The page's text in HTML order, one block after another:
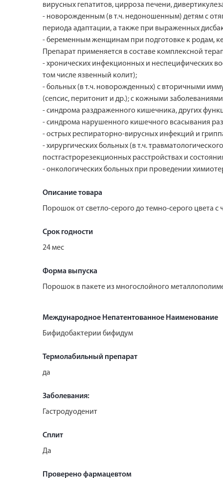
вирусных гепатитов, цирроза печени,
- новорожденным (в т.ч. недоношенным) детям с
периода адаптации, а также при выраженных
- беременным женщинам при подготовке к родам,
Препарат применяется в составе комплексной
- хронических инфекционных и неспецифических
том числе язвенный колит);
- больных (в т.ч. новорожденных) с вторичными
(сепсис, перитонит и др.); с кожными
- синдрома раздраженного кишечника, других
- синдрома нарушенного кишечного всасывания
- острых респираторно-вирусных инфекций и
- хирургических больных (в т.ч.
постгастрорезекционных расстройствах и
- онкологических больных при проведении
Описание товара
Порошок от светло-серого до темно-серого цвета
Срок годности
24 мес
Форма выпуска
Порошок в пакете из многослойного
Международное Непатентованное Наименование
Бифидобактерии бифидум
Термолабильный препарат
да
Заболевания:
Гастродуоденит
Сплит
Да
Проверено фармацевтом